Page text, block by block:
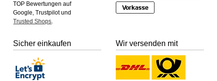
TOP Bewertungen auf
Google, Trustpilot und
Trusted Shops.
Sicher einkaufen Wir versenden mit